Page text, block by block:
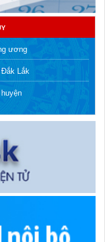
ương
Lắk